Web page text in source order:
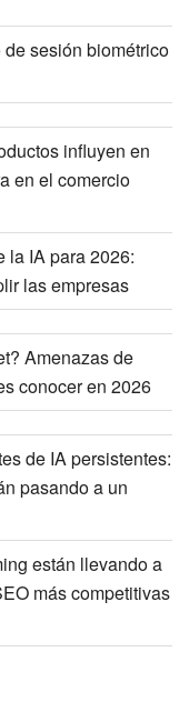
sesión biométrico
influyen en
en el comercio
la IA para 2026:
las empresas
Amenazas de
conocer en 2026
de IA persistentes:
pasando a un
están llevando a
más competitivas